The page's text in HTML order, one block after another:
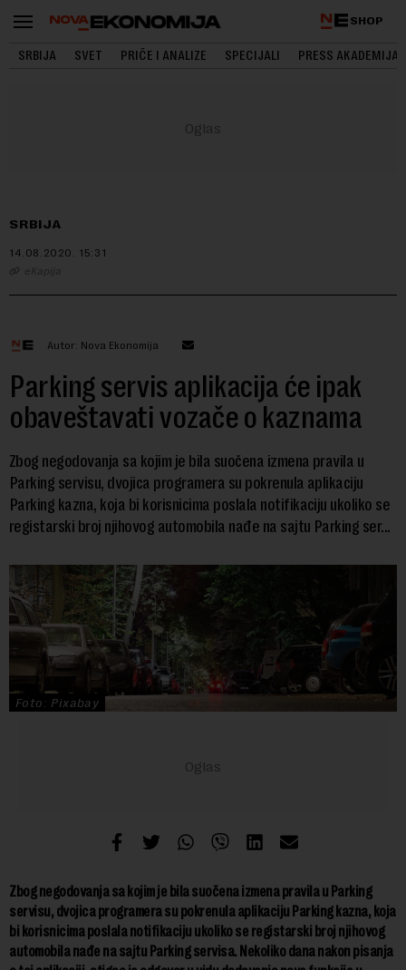
SHOP
SRBIJA SVET PRIČE I ANALIZE SPECIJALI PRESS AKADEMIJA
SRBIJA
14.08.2020. 15:31
eKapija
Autor: Nova Ekonomija
Parking servis aplikacija će ipak
obaveštavati vozače o kaznama
Zbog negodovanja sa kojim je bila suočena izmena pravila u
Parking servisu, dvojica programera su pokrenula aplikaciju
Parking kazna, koja bi korisnicima poslala notifikaciju ukoliko se
registarski broj njihovog automobila nađe na sajtu Parking ser...
Foto: Pixabay
Zbog negodovanja sa kojim je bila suočena izmena pravila u Parking
servisu, dvojica programera su pokrenula aplikaciju Parking kazna, koja
bi korisnicima poslala notifikaciju ukoliko se registarski broj njihovog
automobila nađe na sajtu Parking servisa. Nekoliko dana nakon pisanja